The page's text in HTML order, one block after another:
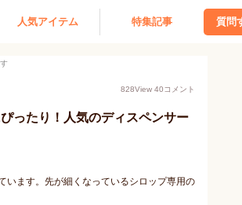
人気アイテム 特集記事 質問
828View 40コメント
ったり！人気のディスペンサー
います。先が細くなっているシロップ専用の